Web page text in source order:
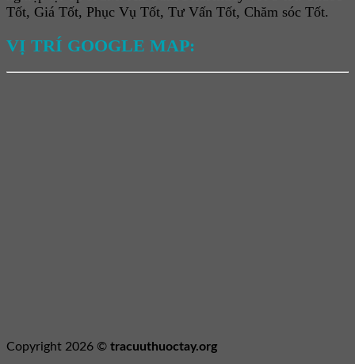
Tốt, Giá Tốt, Phục Vụ Tốt, Tư Vấn Tốt, Chăm sóc Tốt.
VỊ TRÍ GOOGLE MAP:
Copyright 2026 © tracuuthuoctay.org